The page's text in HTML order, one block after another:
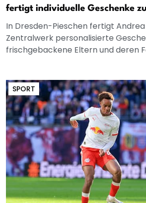
fertigt individuelle Geschenke
In Dresden-Pieschen fertigt Andrea
Zentralwerk personalisierte
frischgebackene Eltern und deren
SPORT